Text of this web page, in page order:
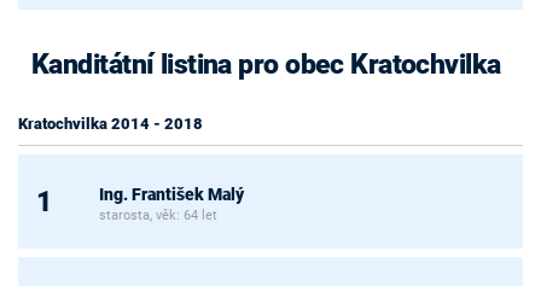
Kanditátní listina pro obec Kratochvilka
Kratochvilka 2014 - 2018
1 Ing. František Malý
starosta, věk: 64 let